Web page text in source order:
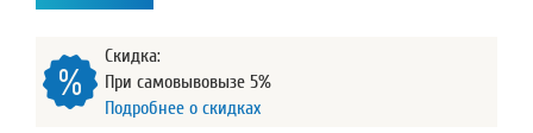
Скидка:
При самовывовызе 5%
Подробнее о скидках